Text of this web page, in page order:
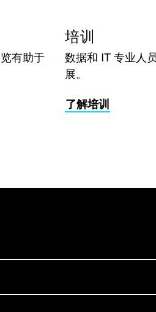
有助于
培训
数据和 IT 专业人
展。
了解培训